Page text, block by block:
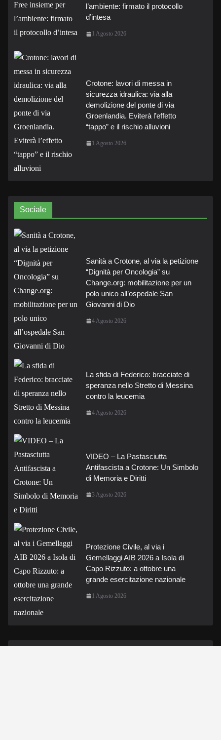
l’ambiente: firmato il protocollo
d’intesa
1 Agosto 2026
Crotone: lavori di messa in
sicurezza idraulica: via alla
demolizione del ponte di via
Groenlandia. Eviterà l’effetto
“tappo” e il rischio alluvioni
1 Agosto 2026
Sociale
Sanità a Crotone, al via la petizione
“Dignità per Oncologia” su
Change.org: mobilitazione per un
polo unico all’ospedale San
Giovanni di Dio
4 Agosto 2026
La sfida di Federico: bracciate di
speranza nello Stretto di Messina
contro la leucemia
4 Agosto 2026
VIDEO – La Pastasciutta
Antifascista a Crotone: Un Simbolo
di Memoria e Diritti
3 Agosto 2026
Protezione Civile, al via i
Gemellaggi AIB 2026 a Isola di
Capo Rizzuto: a ottobre una
grande esercitazione nazionale
1 Agosto 2026